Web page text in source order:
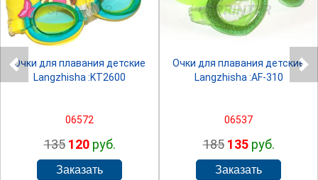
SPRINTER
Очки для плавания детские
Langzhisha :KT2600
06572
135 120руб.
SPRINTER
Очки для плавания детские
Langzhisha :AF-310
06537
185 135руб.